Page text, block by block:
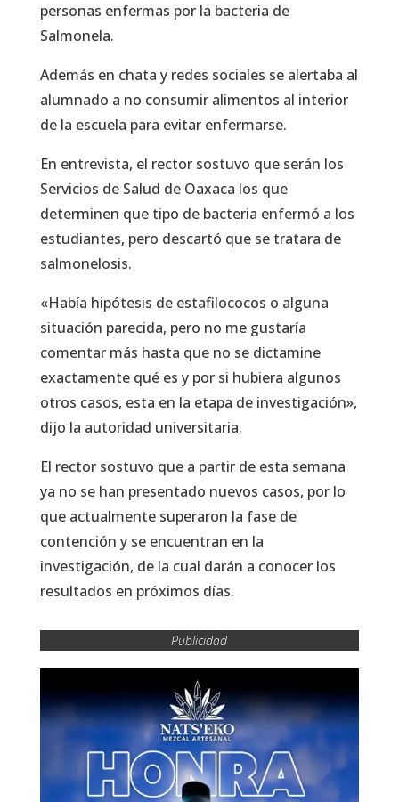
personas enfermas por la bacteria de
Salmonela.
Además en chata y redes sociales se alertaba al
alumnado a no consumir alimentos al interior
de la escuela para evitar enfermarse.
En entrevista, el rector sostuvo que serán los
Servicios de Salud de Oaxaca los que
determinen que tipo de bacteria enfermó a los
estudiantes, pero descartó que se tratara de
salmonelosis.
«Había hipótesis de estafilococos o alguna
situación parecida, pero no me gustaría
comentar más hasta que no se dictamine
exactamente qué es y por si hubiera algunos
otros casos, esta en la etapa de investigación»,
dijo la autoridad universitaria.
El rector sostuvo que a partir de esta semana
ya no se han presentado nuevos casos, por lo
que actualmente superaron la fase de
contención y se encuentran en la
investigación, de la cual darán a conocer los
resultados en próximos días.
Publicidad